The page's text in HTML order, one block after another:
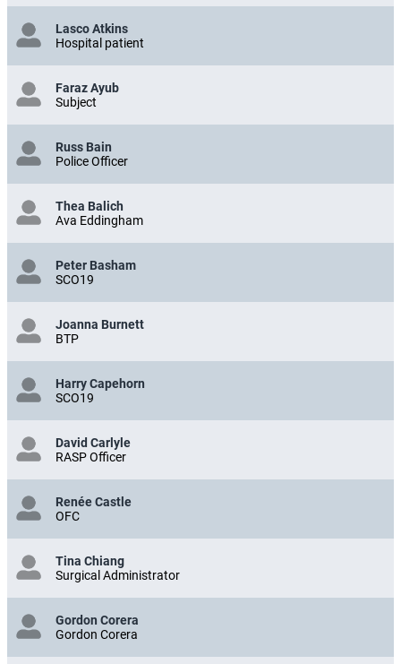
Lasco Atkins
Hospital patient
Faraz Ayub
Subject
Russ Bain
Police Officer
Thea Balich
Ava Eddingham
Peter Basham
SCO19
Joanna Burnett
BTP
Harry Capehorn
SCO19
David Carlyle
RASP Officer
Renée Castle
OFC
Tina Chiang
Surgical Administrator
Gordon Corera
Gordon Corera